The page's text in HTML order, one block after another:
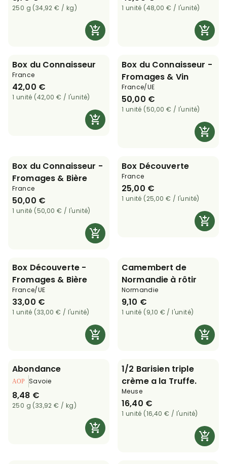
250 g (34,92 € / kg) 1 unité (48,00 € / l'unité)
Box du Connaisseur
France
42,00 €
1 unité (42,00 € / l'unité)
Box du Connaisseur -
Fromages & Vin
France/UE
50,00 €
1 unité (50,00 € / l'unité)
Box du Connaisseur -
Fromages & Bière
France
50,00 €
1 unité (50,00 € / l'unité)
Box Découverte
France
25,00 €
1 unité (25,00 € / l'unité)
Box Découverte -
Fromages & Bière
France/UE
33,00 €
1 unité (33,00 € / l'unité)
Camembert de
Normandie à rôtir
Normandie
9,10 €
1 unité (9,10 € / l'unité)
Abondance
Savoie
8,48 €
250 g (33,92 € / kg)
1/2 Barisien triple
crème a la Truffe.
Meuse
16,40 €
1 unité (16,40 € / l'unité)